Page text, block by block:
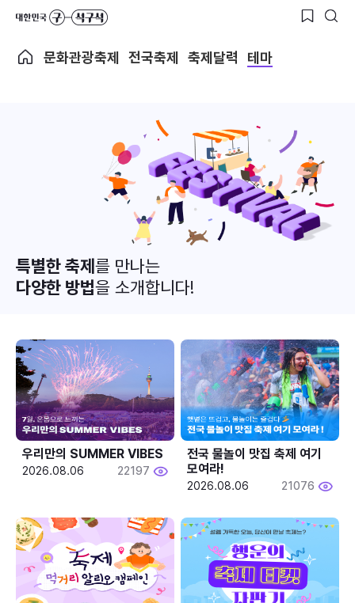
문화관광축제 전국축제 축제달력 테마
특별한 축제를 만나는
다양한 방법을 소개합니다!
우리만의 SUMMER VIBES
2026.08.06 22197
전국 물놀이 맛집 축제 여기
모여라!
2026.08.06 21076